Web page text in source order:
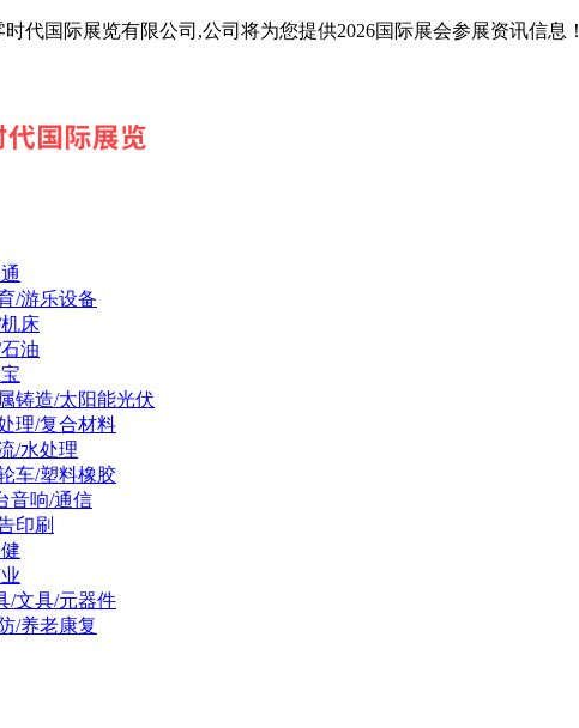
代国际展览有限公司,公司将为您提供2026国际展会参展资讯信息！
/游乐设备
床
油
铸造/太阳能光伏
理/复合材料
/水处理
车/塑料橡胶
音响/通信
印刷
/文具/元器件
/养老康复